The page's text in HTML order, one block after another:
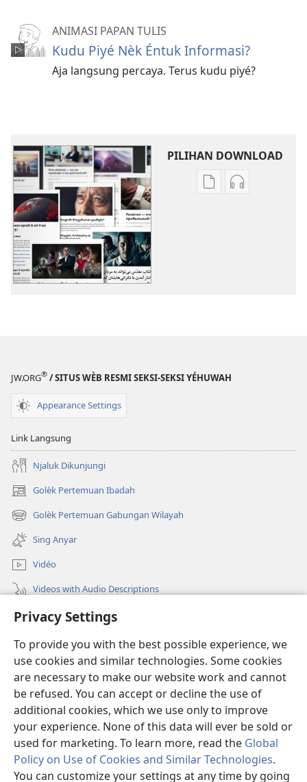
Privacy Settings
To provide you with the best possible experience, we
use cookies and similar technologies. Some cookies
are necessary to make our website work and cannot
be refused. You can accept or decline the use of
additional cookies, which we use only to improve
your experience. None of this data will ever be sold or
used for marketing. To learn more, read the Global
Policy on Use of Cookies and Similar Technologies.
You can customize your settings at any time by going
ANIMASI PAPAN TULIS
Kudu Piyé Nèk Éntuk Informasi?
Aja langsung percaya. Terus kudu piyé?
PILIHAN DOWNLOAD
PilihanPilihan
JW.ORG® / SITUS WÈB RESMI SEKSI-SEKSI YÉHUWAH
Appearance Settings
Link Langsung
Njaluk Dikunjungi
Golèk Pertemuan Ibadah
(opens
new
window)
Golèk Pertemuan Gabungan Wilayah
(opens
new
window)
Sing Anyar
Vidéo
Videos with Audio Descriptions
Golèk JW.ORG
Sumbangan
(opens
new
window)PERPUSTAKAAN ONLINE Warta Penting
(opens
new
JW Hub ®
(opens
new
window)